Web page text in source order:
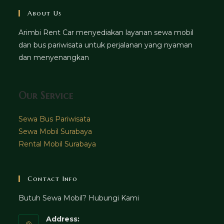
About Us
Arimbi Rent Car menyediakan layanan sewa mobil
dan bus pariwisata untuk perjalanan yang nyaman
dan menyenangkan
Our Service
Sewa Bus Pariwisata
Sewa Mobil Surabaya
Rental Mobil Surabaya
Contact Info
Butuh Sewa Mobil? Hubungi Kami
Address: